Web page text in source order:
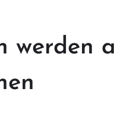
werden